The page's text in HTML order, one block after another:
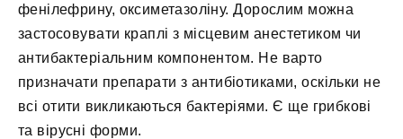
фенілефрину, оксиметазоліну. Дорослим можна
застосовувати краплі з місцевим анестетиком чи
антибактеріальним компонентом. Не варто
призначати препарати з антибіотиками, оскільки не
всі отити викликаються бактеріями. Є ще грибкові
та вірусні форми.